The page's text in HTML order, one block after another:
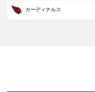
カーディナルス